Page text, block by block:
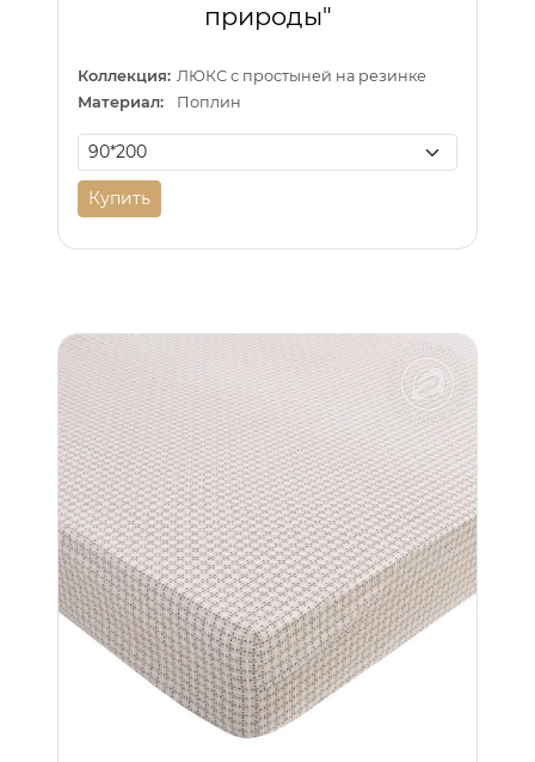
природы"
Коллекция: ЛЮКС с простыней на резинке
Материал:
Поплин
Купить